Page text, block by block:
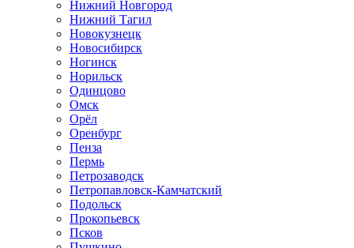
Нижний Новгород
Нижний Тагил
Новокузнецк
Новосибирск
Ногинск
Норильск
Одинцово
Омск
Орёл
Оренбург
Пенза
Пермь
Петрозаводск
Петропавловск-Камчатский
Подольск
Прокопьевск
Псков